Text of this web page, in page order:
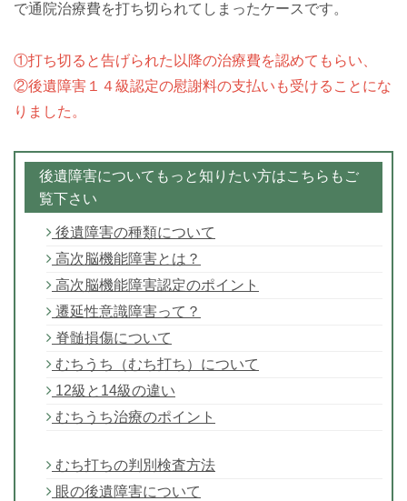
で通院治療費を打ち切られてしまったケースです。
①打ち切ると告げられた以降の治療費を認めてもらい、
②後遺障害１４級認定の慰謝料の支払いも受けることにな
りました。
後遺障害についてもっと知りたい方はこちらもご
覧下さい
後遺障害の種類について
高次脳機能障害とは？
高次脳機能障害認定のポイント
遷延性意識障害って？
脊髄損傷について
むちうち（むち打ち）について
12級と14級の違い
むちうち治療のポイント
むち打ちの判別検査方法
眼の後遺障害について